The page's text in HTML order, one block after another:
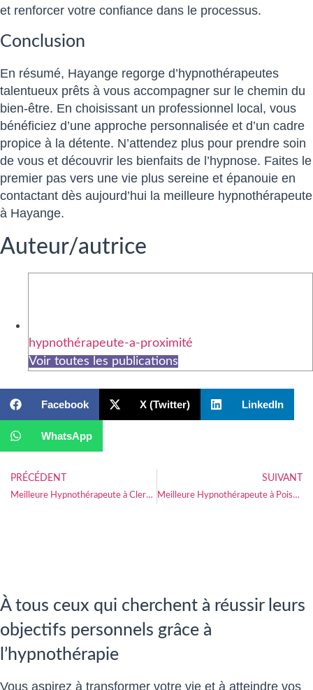
et renforcer votre confiance dans le processus.
Conclusion
En résumé, Hayange regorge d’hypnothérapeutes
talentueux prêts à vous accompagner sur le chemin du
bien-être. En choisissant un professionnel local, vous
bénéficiez d’une approche personnalisée et d’un cadre
propice à la détente. N’attendez plus pour prendre soin
de vous et découvrir les bienfaits de l’hypnose. Faites le
premier pas vers une vie plus sereine et épanouie en
contactant dès aujourd’hui la meilleure hypnothérapeute
à Hayange.
Auteur/autrice
hypnothérapeute-a-proximité
Voir toutes les publications
Facebook X (Twitter) LinkedIn
WhatsApp
PRÉCÉDENT
Meilleure Hypnothérapeute à Clermont-en-Argonne
SUIVANT
Meilleure Hypnothérapeute à Poissons
À tous ceux qui cherchent à réussir leurs
objectifs personnels grâce à
l’hypnothérapie
Vous aspirez à transformer votre vie et à atteindre vos